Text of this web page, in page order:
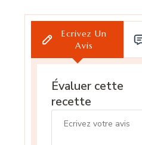
Ecrivez Un
Avis
Évaluer cette
recette